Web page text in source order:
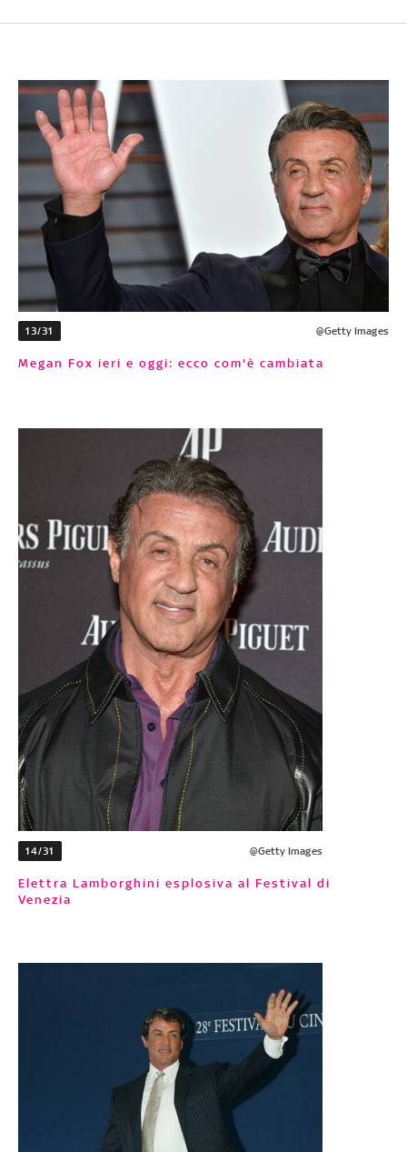
13/31 @Getty Images
Megan Fox ieri e oggi: ecco com'è cambiata
14/31 @Getty Images
Elettra Lamborghini esplosiva al Festival di
Venezia